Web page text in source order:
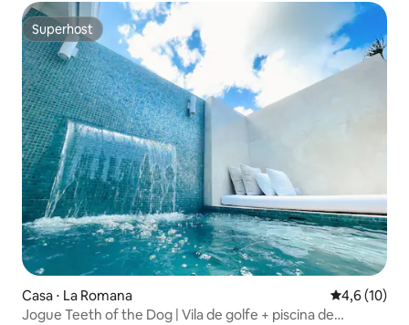
Superhost
Superhost
Casa ⋅ La Romana 4,6 de uma
4,6 (10)
Jogue Teeth of the Dog | Vila de golfe + piscina de